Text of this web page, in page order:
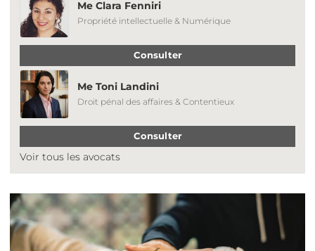
Me Clara Fenniri
Propriété intellectuelle & Numérique
Consulter
Me Toni Landini
Droit pénal des affaires & Contentieux
Consulter
Voir tous les avocats